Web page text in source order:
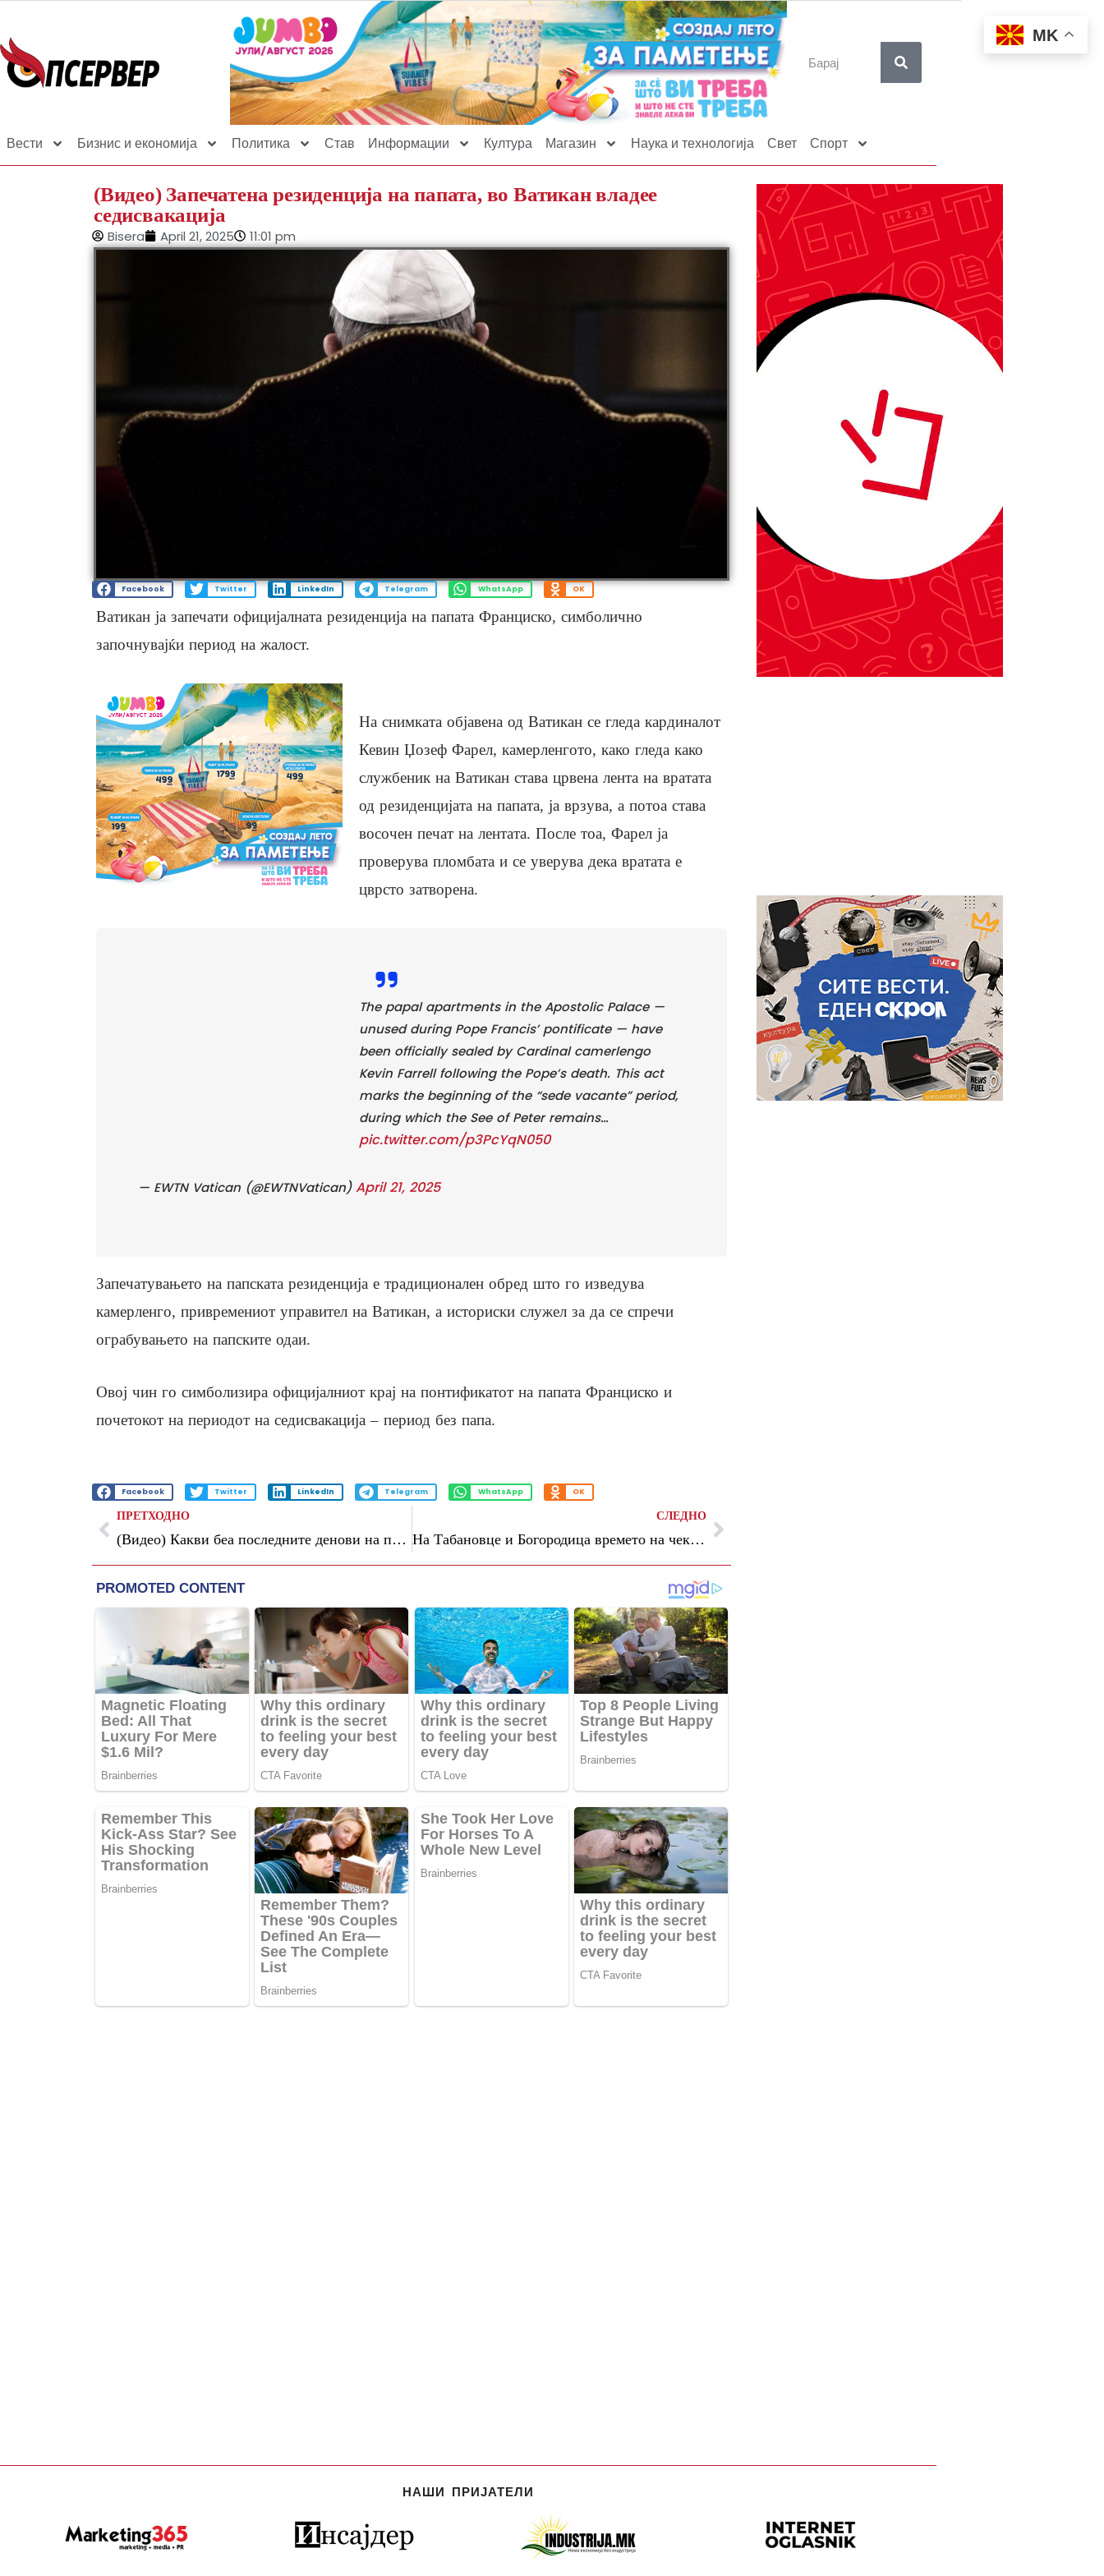
Вести Бизнис и економија Политика Став Информации Култура Магазин Наука и технологија Свет Спорт
(Видео) Запечатена резиденција на папата, во Ватикан владее
седисвакација
Bisera April 21, 2025 11:01 pm
Facebook Twitter LinkedIn Telegram WhatsApp OK
Ватикан ја запечати официјалната резиденција на папата Франциско, симболично
започнувајќи период на жалост.
На снимката објавена од Ватикан се гледа кардиналот
Кевин Џозеф Фарел, камерленгото, како гледа како
службеник на Ватикан става црвена лента на вратата
од резиденцијата на папата, ја врзува, а потоа става
восочен печат на лентата. После тоа, Фарел ја
проверува пломбата и се уверува дека вратата е
цврсто затворена.
The papal apartments in the Apostolic Palace —
unused during Pope Francis’ pontificate — have
been officially sealed by Cardinal camerlengo
Kevin Farrell following the Pope’s death. This act
marks the beginning of the “sede vacante” period,
during which the See of Peter remains…
pic.twitter.com/p3PcYqN050
— EWTN Vatican (@EWTNVatican)April 21, 2025
Запечатувањето на папската резиденција е традиционален обред што го изведува
камерленго, привремениот управител на Ватикан, а историски служел за да се спречи
ограбувањето на папските одаи.
Овој чин го симболизира официјалниот крај на понтификатот на папата Франциско и
почетокот на периодот на седисвакација – период без папа.
Facebook Twitter LinkedIn Telegram WhatsApp OK
ПРЕТХОДНО
(Видео) Какви беа последните денови на папата Франциско: „Изгледаше како да се збогува“
СЛЕДНО
На Табановце и Богородица времето на чекање за влез во државата е околу 1 час
НАШИ ПРИЈАТЕЛИ
MK